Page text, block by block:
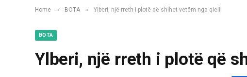
Home » BOTA » Ylberi, një rreth i plotë që shihet vetëm nga qielli
BOTA
Ylberi, një rreth i plotë që